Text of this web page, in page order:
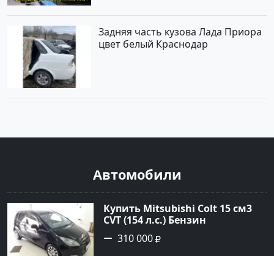
Задняя часть кузова Лада Приора
цвет белый Краснодар
Автомобили
Купить Mitsubishi Colt 15 см3
CVT (154 л.с.) Бензин
турбонаддув в Краснодар:
цвет Чёрный металик Хетчбэк
310 000